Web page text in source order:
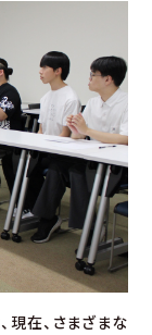
現在、さまざまな